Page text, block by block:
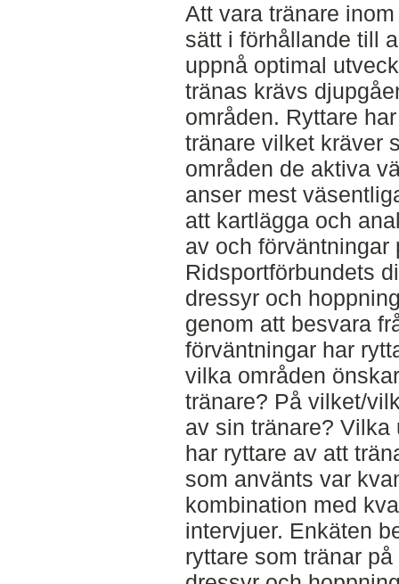
Att vara tränare
sätt i förhållande till
uppnå optimal
tränas krävs
områden. Ryttare
tränare vilket kräver
områden de aktiva
anser mest
att kartlägga och
av och förväntningar
Ridsportförbundets
dressyr och
genom att besvara
förväntningar har
vilka områden
tränare? På vilket/
av sin tränare? Vilka
har ryttare av att
som använts var
kombination med
intervjuer. Enkäten
ryttare som tränar